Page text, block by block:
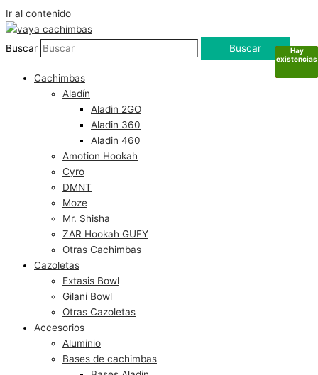
Ir al contenido
Buscar Buscar
Cachimbas
Aladín
Aladin 2GO
Aladin 360
Aladin 460
Amotion Hookah
Cyro
DMNT
Moze
Mr. Shisha
ZAR Hookah GUFY
Otras Cachimbas
Cazoletas
Extasis Bowl
Gilani Bowl
Otras Cazoletas
Accesorios
Aluminio
Bases de cachimbas
Hay
existencias
Sin
existencias
Sin
existencias
Hay
existencias